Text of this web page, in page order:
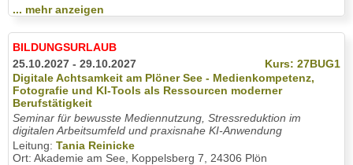
... mehr anzeigen
BILDUNGSURLAUB
25.10.2027 - 29.10.2027
Kurs: 27BUG1
Digitale Achtsamkeit am Plöner See - Medienkompetenz,
Fotografie und KI-Tools als Ressourcen moderner
Berufstätigkeit
Seminar für bewusste Mediennutzung, Stressreduktion im
digitalen Arbeitsumfeld und praxisnahe KI-Anwendung
Leitung: Tania Reinicke
Ort: Akademie am See, Koppelsberg 7, 24306 Plön